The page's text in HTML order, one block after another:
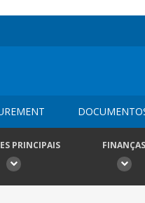
PRINCIPAIS FINANÇAS